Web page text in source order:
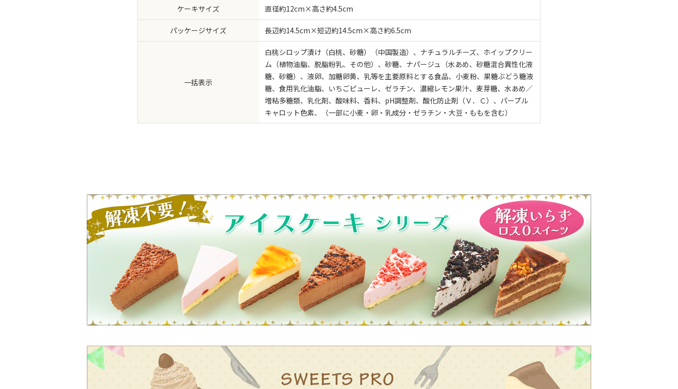
ケーキサイズ 直径約12cm×高さ約4.5cm
パッケージサイズ 長辺約14.5cm×短辺約14.5cm×高さ約6.5cm
一括表示
白桃シロップ漬け（白桃、砂糖）（中国製造）、ナチュラルチーズ、ホイップクリー
ム（植物油脂、脱脂粉乳、その他）、砂糖、ナパージュ（水あめ、砂糖混合異性化液
糖、砂糖）、液卵、加糖卵黄、乳等を主要原料とする食品、小麦粉、果糖ぶどう糖液
糖、食用乳化油脂、いちごピューレ、ゼラチン、濃縮レモン果汁、麦芽糖、水あめ／
増粘多糖類、乳化剤、酸味料、香料、pH調整剤、酸化防止剤（Ｖ．Ｃ）、パープル
キャロット色素、（一部に小麦・卵・乳成分・ゼラチン・大豆・ももを含む）